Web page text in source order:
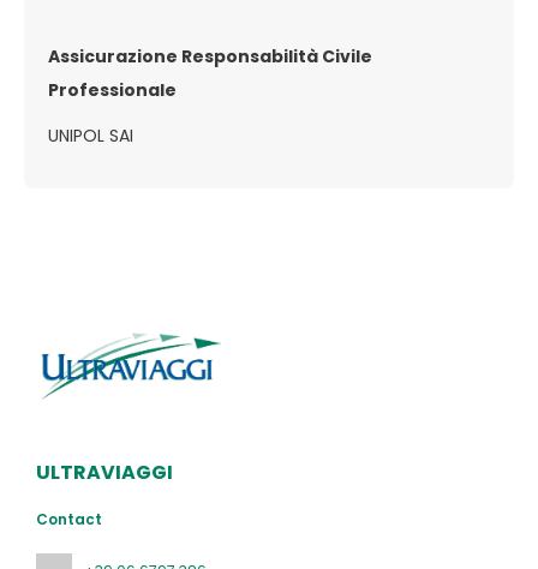
Assicurazione Responsabilità Civile
Professionale
UNIPOL SAI
ULTRAVIAGGI
Contact